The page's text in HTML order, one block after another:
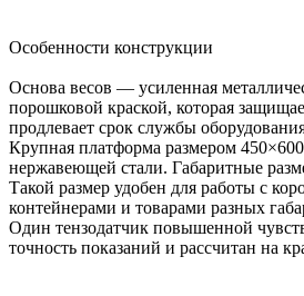
Особенности конструкции
Основа весов — усиленная
порошковой краской, которая
продлевает срок службы
Крупная платформа размером
нержавеющей стали. Габаритные
Такой размер удобен для работы с
контейнерами и товарами разных
Один тензодатчик повышенной
точность показаний и рассчитан на